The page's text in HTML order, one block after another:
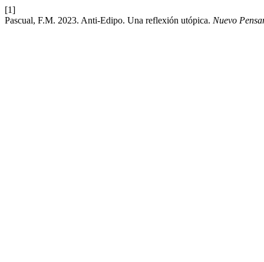
[1]
Pascual, F.M. 2023. Anti-Edipo. Una reflexión utópica. Nuevo